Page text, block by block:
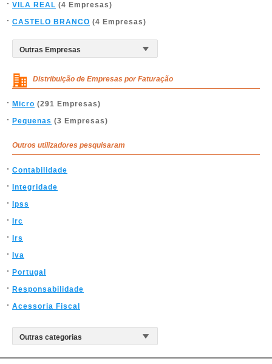
VILA REAL (4 Empresas)
CASTELO BRANCO (4 Empresas)
Distribuição de Empresas por Faturação
Micro (291 Empresas)
Pequenas (3 Empresas)
Outros utilizadores pesquisaram
Contabilidade
Integridade
Ipss
Irc
Irs
Iva
Portugal
Responsabilidade
Acessoria Fiscal